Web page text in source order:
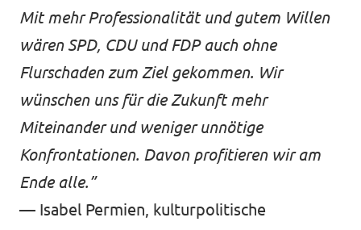
Mit mehr Professionalität und gutem Willen
wären SPD, CDU und FDP auch ohne
Flurschaden zum Ziel gekommen. Wir
wünschen uns für die Zukunft mehr
Miteinander und weniger unnötige
Konfrontationen. Davon profitieren wir am
Ende alle.”
— Isabel Permien, kulturpolitische